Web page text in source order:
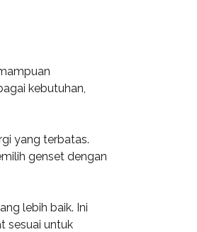
kebutuhan,
yang terbatas.
genset dengan
lebih baik. Ini
sesuai untuk